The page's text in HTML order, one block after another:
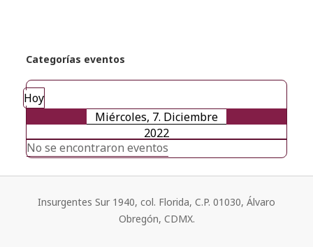
Categorías eventos
Hoy
Miércoles, 7. Diciembre
2022
No se encontraron eventos
Insurgentes Sur 1940, col. Florida, C.P. 01030, Álvaro
Obregón, CDMX.